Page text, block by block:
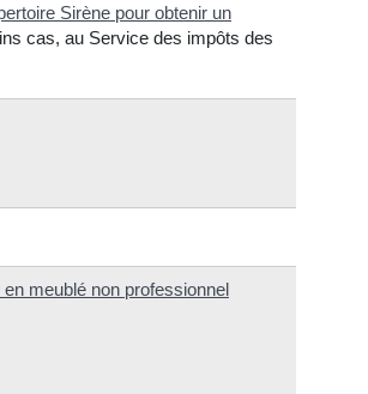
Sirène pour obtenir un
cas, au Service des impôts des
meublé non professionnel